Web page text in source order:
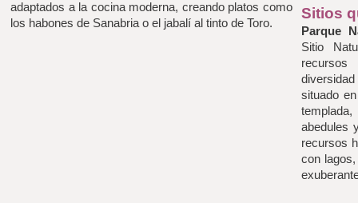
adaptados a la cocina moderna, creando platos como
los habones de Sanabria o el jabalí al tinto de Toro.
Sitios
Parque
Sitio
situado
abedules
recursos
con